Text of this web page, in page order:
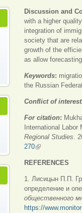
Discussion and
with a higher
integration of
society that are
growth of the
as allow
Keywords:
the Russian
Conflict of
For citation:
International
Regional Studies.
270(внешняя
REFERENCES
1. Лисицын П.П.
определение и
общественного
https://